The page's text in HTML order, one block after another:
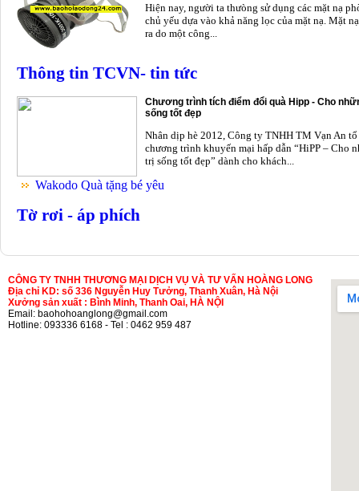
Hiện nay, người ta thưòng sử dụng các mặt nạ
chủ yếu dựa vào khả năng lọc của mặt nạ. Mặt
ra do một công...
Thông tin TCVN- tin tức
Chương trình tích điểm đổi quà Hipp - Cho
sống tốt đẹp
Nhân dịp hè 2012, Công ty TNHH TM Vạn An
chương trình khuyến mại hấp dẫn “HiPP – Cho
trị sống tốt đẹp” dành cho khách...
Wakodo Quà tặng bé yêu
Tờ rơi - áp phích
CÔNG TY TNHH THƯƠNG MẠI DỊCH VỤ VÀ TƯ VẤN HOÀNG LONG
Địa chỉ KD: số 336 Nguyễn Huy Tưởng, Thanh Xuân, Hà Nội
Xưởng sản xuất : Bình Minh, Thanh Oai, HÀ NỘI
Email: baohohoanglong@gmail.com
Hotline: 093336 6168 - Tel : 0462 959 487